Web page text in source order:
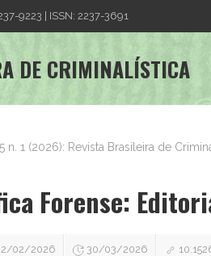
9223 | ISSN: 2237-3691
DE CRIMINALÍSTICA
n. 1 (2026): Revista Brasileira de
Forense:
02/2026 30/03/2026